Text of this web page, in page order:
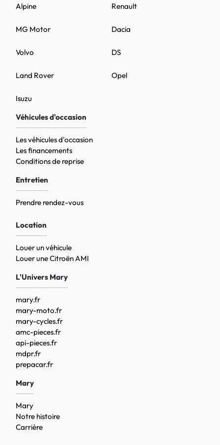
DS
MG Motor
Opel
Volvo
Renault
Land Rover
Dacia
Alpine
Isuzu
Véhicules d'occasion
Les véhicules d'occasion
Les financements
Conditions de reprise
Entretien
Prendre rendez-vous
Location
Louer un véhicule
Louer une Citroën AMI
L'Univers Mary
mary.fr
mary-moto.fr
mary-cycles.fr
amc-pieces.fr
api-pieces.fr
mdpr.fr
prepacar.fr
Mary
Mary
Notre histoire
Carrière